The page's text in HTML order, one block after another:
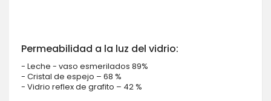
Permeabilidad a la luz del vidrio:
- Leche - vaso esmerilados 89%
- Cristal de espejo – 68 %
- Vidrio reflex de grafito – 42 %